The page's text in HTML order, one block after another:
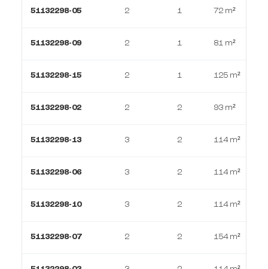
51132298-05 2 1 72 m²
51132298-09 2 1 81 m²
51132298-15 2 1 125 m²
51132298-02 2 2 93 m²
51132298-13 3 2 114 m²
51132298-06 3 2 114 m²
51132298-10 3 2 114 m²
51132298-07 2 2 154 m²